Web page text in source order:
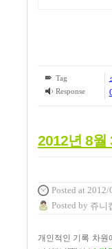
Tag
Response
2012년 8월
Posted at 2012/
Posted by 쥬니
개인적인 기록 차원